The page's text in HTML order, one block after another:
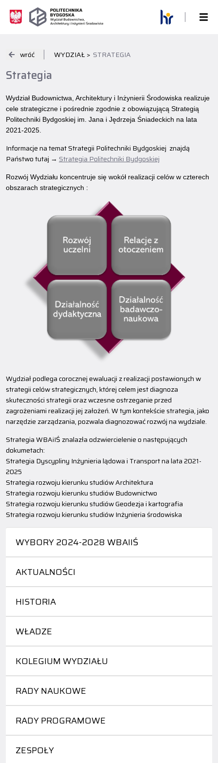
wróć WYDZIAŁ > STRATEGIA
WYBORY 2024-2028 WBAIIŚ
AKTUALNOŚCI
HISTORIA
WŁADZE
KOLEGIUM WYDZIAŁU
RADY NAUKOWE
RADY PROGRAMOWE
ZESPOŁY
Strategia
Wydział Budownictwa, Architektury i Inżynierii Środowiska realizuje
cele strategiczne i pośrednie zgodnie z obowiązującą Strategią
Politechniki Bydgoskiej im. Jana i Jędrzeja Śniadeckich na lata
2021-2025.
Informacje na temat Strategii Politechniki Bydgoskiej znajdą
Państwo tutaj → Strategia Politechniki Bydgoskiej
Rozwój Wydziału koncentruje się wokół realizacji celów w czterech
obszarach strategicznych :
Wydział podlega corocznej ewaluacji z realizacji postawionych w
strategii celów strategicznych, której celem jest diagnoza
skuteczności strategii oraz wczesne ostrzeganie przed
zagrożeniami realizacji jej założeń. W tym kontekście strategia, jako
narzędzie zarządzania, pozwala diagnozować rozwój na wydziale.
Strategia WBAiIŚ znalazła odzwiercielenie o następujących
dokumetach:
Strategia Dyscypliny Inżynieria lądowa i Transport na lata 2021-
2025
Strategia rozwoju kierunku studiów Architektura
Strategia rozwoju kierunku studiów Budownictwo
Strategia rozwoju kierunku studiów Geodezja i kartografia
Strategia rozwoju kierunku studiów Inżynieria środowiska